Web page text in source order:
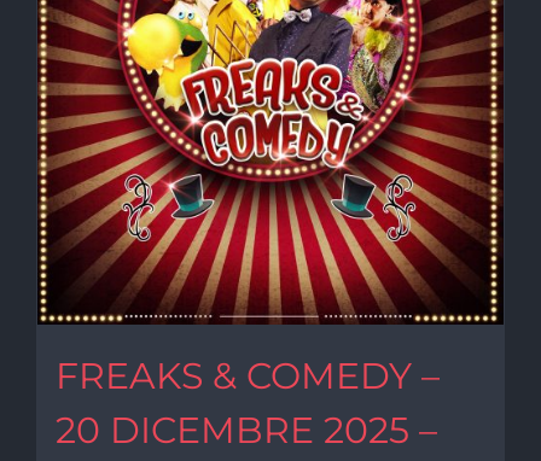
FREAKS & COMEDY –
20 DICEMBRE 2025 –